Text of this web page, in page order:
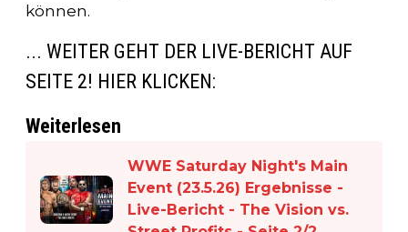
können.
... WEITER GEHT DER LIVE-BERICHT AUF
SEITE 2! HIER KLICKEN:
Weiterlesen
WWE Saturday Night's Main
Event (23.5.26) Ergebnisse -
Live-Bericht - The Vision vs.